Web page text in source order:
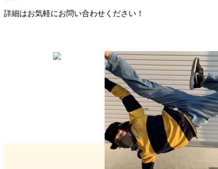
詳細はお気軽にお問い合わせください！